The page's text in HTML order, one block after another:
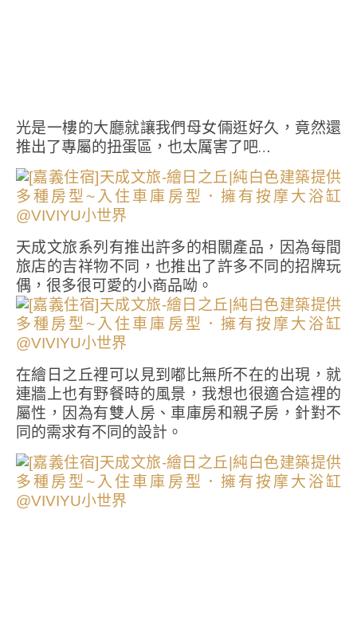
光是一樓的大廳就讓我們母女倆逛好久，竟然還
推出了專屬的扭蛋區，也太厲害了吧…
天成文旅系列有推出許多的相關產品，因為每間
旅店的吉祥物不同，也推出了許多不同的招牌玩
偶，很多很可愛的小商品呦。
在繪日之丘裡可以見到嘟比無所不在的出現，就
連牆上也有野餐時的風景，我想也很適合這裡的
屬性，因為有雙人房、車庫房和親子房，針對不
同的需求有不同的設計。